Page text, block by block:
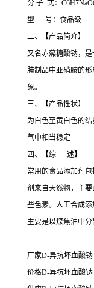
分 子 式：
型 号：食品级
二、【产品简介】
又名赤藻糖酸钠，
腌制品中亚硝胺的
象。
三、【产品性状】
为白色至黄白色的
气中相当稳定
四、【综 述】
常用的食品添加剂
剂来自天然物，主
些色素。人工合成添
主要是以煤焦油中分
厂家D-异抗坏血酸
价格D-异抗坏血酸